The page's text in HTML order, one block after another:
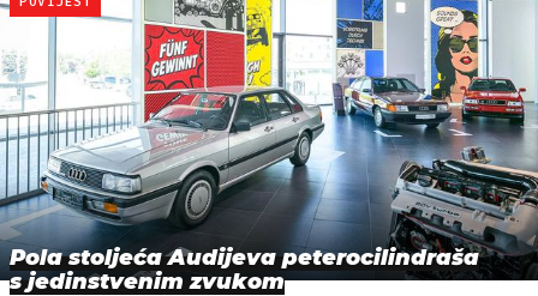
Pola stoljeća Audijeva peterocilindraša
s jedinstvenim zvukom